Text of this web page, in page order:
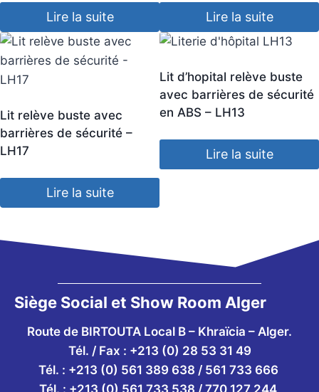
Lire la suite Lire la suite
Lit relève buste avec
barrières de sécurité –
LH17
Lire la suite
Lit d’hopital relève buste
avec barrières de sécurité
en ABS – LH13
Lire la suite
Siège Social et Show Room Alger
Route de BIRTOUTA Local B – Khraïcia – Alger.
Tél. / Fax : +213 (0) 28 53 31 49
Tél. : +213 (0) 561 389 638 / 561 733 666